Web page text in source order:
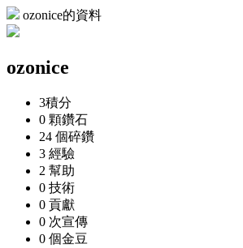
ozonice的資料
ozonice
3積分
0 顆鑽石
24 個碎鑽
3 經驗
2 幫助
0 技術
0 貢獻
0 次宣傳
0 個金豆